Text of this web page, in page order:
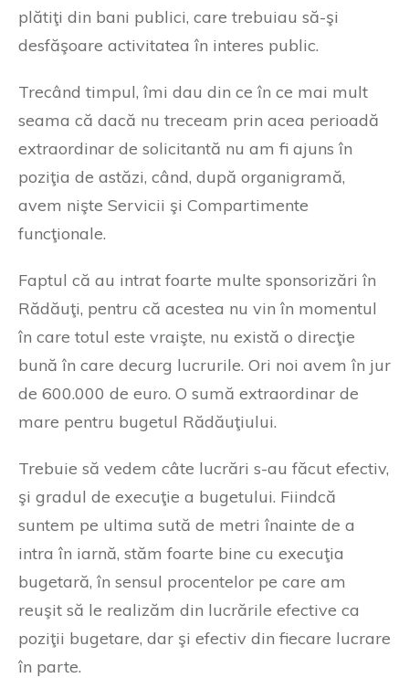
plătiţi din bani publici, care trebuiau să-şi
desfăşoare activitatea în interes public.
Trecând timpul, îmi dau din ce în ce mai mult
seama că dacă nu treceam prin acea perioadă
extraordinar de solicitantă nu am fi ajuns în
poziţia de astăzi, când, după organigramă,
avem nişte Servicii şi Compartimente
funcţionale.
Faptul că au intrat foarte multe sponsorizări în
Rădăuţi, pentru că acestea nu vin în momentul
în care totul este vraişte, nu există o direcţie
bună în care decurg lucrurile. Ori noi avem în jur
de 600.000 de euro. O sumă extraordinar de
mare pentru bugetul Rădăuţiului.
Trebuie să vedem câte lucrări s-au făcut efectiv,
şi gradul de execuţie a bugetului. Fiindcă
suntem pe ultima sută de metri înainte de a
intra în iarnă, stăm foarte bine cu execuţia
bugetară, în sensul procentelor pe care am
reuşit să le realizăm din lucrările efective ca
poziţii bugetare, dar şi efectiv din fiecare lucrare
în parte.